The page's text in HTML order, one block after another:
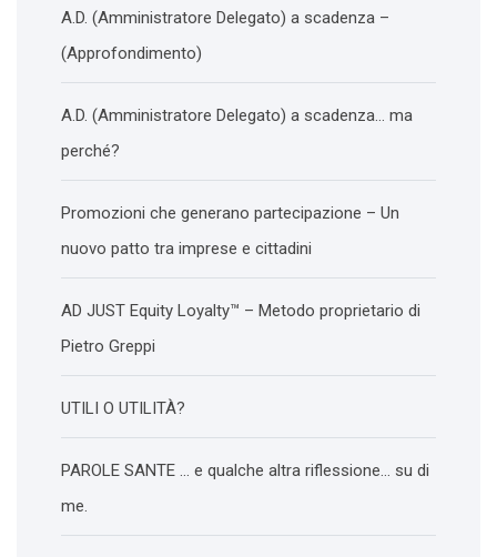
A.D. (Amministratore Delegato) a scadenza –
(Approfondimento)
A.D. (Amministratore Delegato) a scadenza… ma
perché?
Promozioni che generano partecipazione – Un
nuovo patto tra imprese e cittadini
AD JUST Equity Loyalty™ – Metodo proprietario di
Pietro Greppi
UTILI O UTILITÀ?
PAROLE SANTE … e qualche altra riflessione… su di
me.